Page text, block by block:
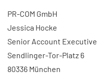
PR-COM GmbH
Jessica Hocke
Senior Account Executive
Sendlinger-Tor-Platz 6
80336 München